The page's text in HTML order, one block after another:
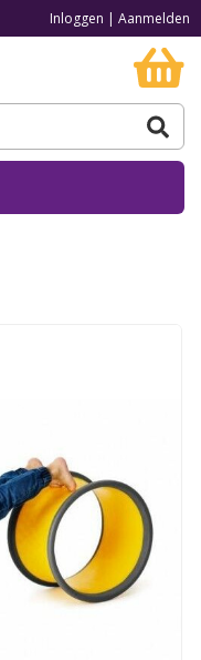
Inloggen | Aanmelden